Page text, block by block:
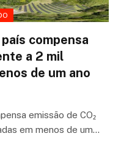
compensa
a 2 mil
de um ano
emissão de CO₂
em menos de um…